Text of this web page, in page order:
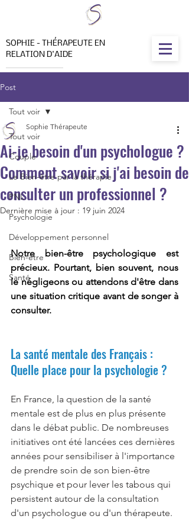
SOPHIE - THÉRAPEUTE EN
RELATION D'AIDE
Post
Tout voir
Couple
Le Bien-être par la thérapie
PNL
Psychologie
Développement personnel
Bien-être
Santé
Tout voir
Ai-je besoin d'un psychologue ?
Comment savoir si j'ai besoin de
consulter un professionnel ?
Sophie Thérapeute
Dernière mise à jour : 19 juin 2024
Notre bien-être psychologique est
précieux. Pourtant, bien souvent, nous
le négligeons ou attendons d'être dans
une situation critique avant de songer à
consulter.
La santé mentale des Français :
Quelle place pour la psychologie ?
En France, la question de la santé
mentale est de plus en plus présente
dans le débat public. De nombreuses
initiatives ont été lancées ces dernières
années pour sensibiliser à l'importance
de prendre soin de son bien-être
psychique et pour lever les tabous qui
persistent autour de la consultation
d'un psychologue ou d'un thérapeute.